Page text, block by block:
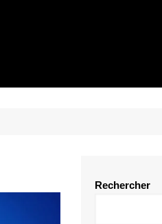
Rechercher